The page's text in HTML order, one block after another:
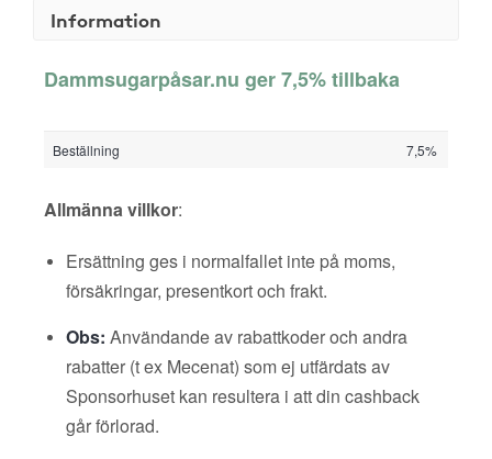
Information
Dammsugarpåsar.nu ger 7,5% tillbaka
Beställning 7,5%
Allmänna villkor:
Ersättning ges i normalfallet inte på moms,
försäkringar, presentkort och frakt.
Obs: Användande av rabattkoder och andra
rabatter (t ex Mecenat) som ej utfärdats av
Sponsorhuset kan resultera i att din cashback
går förlorad.